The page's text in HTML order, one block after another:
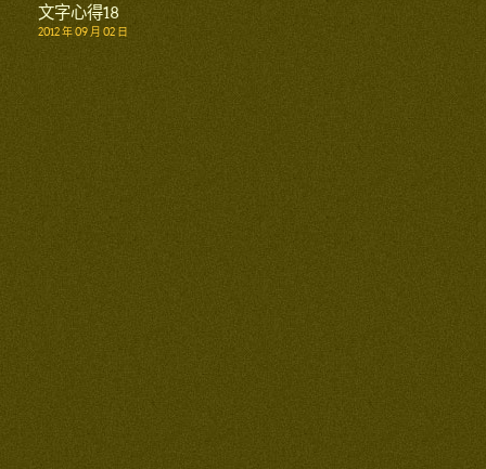
文字心得18
2012 年 09 月 02 日